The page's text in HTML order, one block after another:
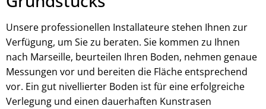
Unsere professionellen Installateure stehen Ihnen zur
Verfügung, um Sie zu beraten. Sie kommen zu Ihnen
nach Marseille, beurteilen Ihren Boden, nehmen genaue
Messungen vor und bereiten die Fläche entsprechend
vor. Ein gut nivellierter Boden ist für eine erfolgreiche
Verlegung und einen dauerhaften Kunstrasen